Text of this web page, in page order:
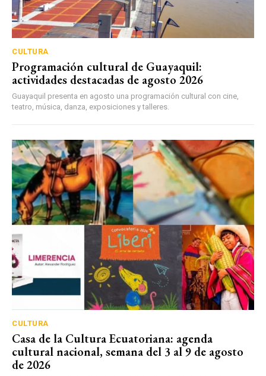
CULTURA
Programación cultural de Guayaquil:
actividades destacadas de agosto 2026
Guayaquil presenta en agosto una programación cultural con cine,
teatro, música, danza, exposiciones y talleres.
CULTURA
Casa de la Cultura Ecuatoriana: agenda
cultural nacional, semana del 3 al 9 de agosto
de 2026